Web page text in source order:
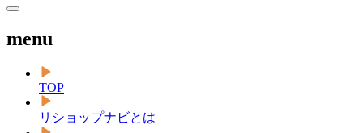
menu
TOP
リショップナビとは